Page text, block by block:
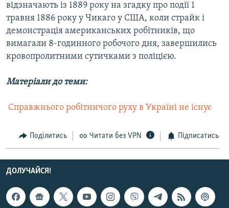
відзначають із 1889 року на згадку про події 1
травня 1886 року у Чикаго у США, коли страйк і
демонстрація американських робітників, що
вимагали 8-годинного робочого дня, завершились
кровопролитними сутичками з поліцією.
Матеріали до теми:
 Справжнього робітничого руху в Україні не існує
Поділитись Читати без VPN Підписатись
ДОЛУЧАЙСЯ!